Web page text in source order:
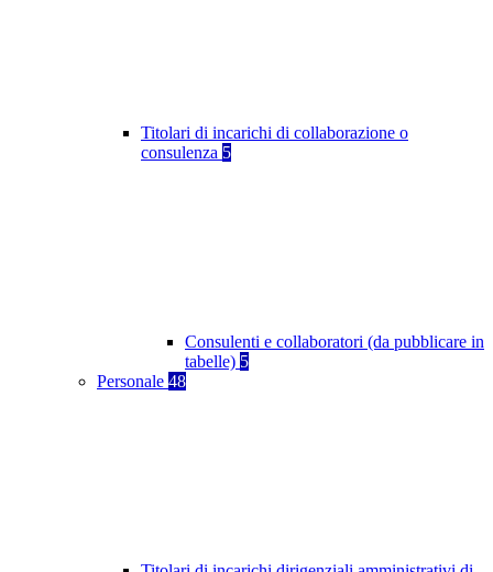
Titolari di incarichi di collaborazione o
consulenza 5
Consulenti e collaboratori (da pubblicare in
tabelle) 5
Personale 48